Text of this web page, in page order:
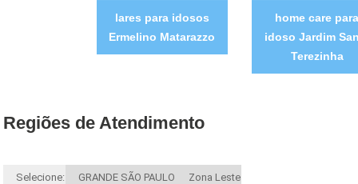
lares para idosos
Ermelino Matarazzo
home care para
idoso Jardim
Terezinha
Regiões de Atendimento
Selecione: GRANDE SÃO PAULO Zona Leste